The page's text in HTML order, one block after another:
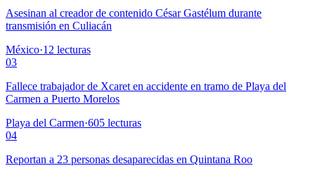
Asesinan al creador de contenido César Gastélum durante
transmisión en Culiacán
México·12 lecturas
03
Fallece trabajador de Xcaret en accidente en tramo de Playa del
Carmen a Puerto Morelos
Playa del Carmen·605 lecturas
04
Reportan a 23 personas desaparecidas en Quintana Roo